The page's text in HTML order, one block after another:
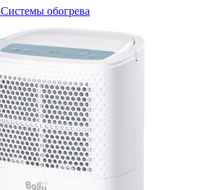
Системы обогрева